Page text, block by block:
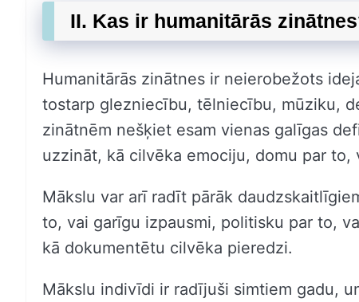
II. Kas ir humanitārās
Humanitārās zinātnes ir neierobežots
tostarp glezniecību, tēlniecību, mūziku,
zinātnēm nešķiet esam vienas galīgas
uzzināt, kā cilvēka emociju, domu par to,
Mākslu var arī radīt pārāk
to, vai garīgu izpausmi, politisku par to,
kā dokumentētu cilvēka pieredzi.
Mākslu indivīdi ir radījuši simtiem gadu,